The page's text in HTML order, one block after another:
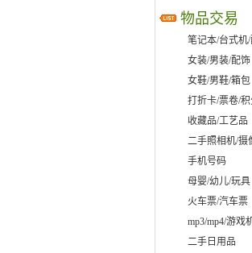
物品交易
笔记本/台式机
女装/男装/配饰
女鞋/男鞋/箱包
打折卡/票卷/
收藏品/工艺品
二手照相机/摄
手机号码
母婴/幼儿/玩具
火车票/汽车票
mp3/mp4/游戏
二手日用品